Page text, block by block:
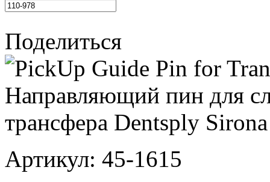
Поделиться
Артикул: 45-1615